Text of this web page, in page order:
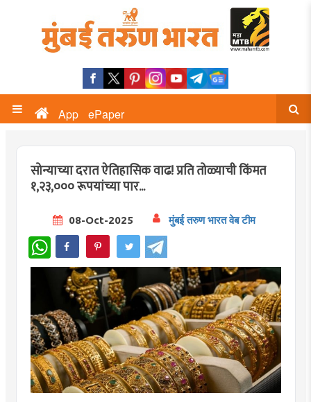
App ePaper
सोन्याच्या दरात ऐतिहासिक वाढ! प्रति तोळ्याची किंमत
१,२३,००० रूपयांच्या पार...
08-Oct-2025 मुंबई तरुण भारत वेब टीम
WhatsApp